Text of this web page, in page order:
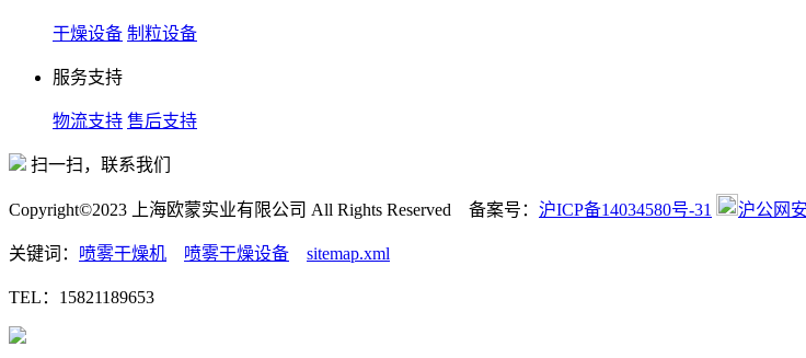
干燥设备 制粒设备
服务支持
物流支持 售后支持
扫一扫，联系我们
Copyright©2023 上海欧蒙实业有限公司 All Rights Reserved 备案号： 沪ICP备14034580号-31 沪公网
关键词： 喷雾干燥机 喷雾干燥设备 sitemap.xml
TEL：15821189653